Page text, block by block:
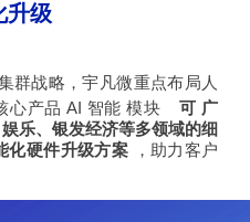
升级
群战略，宇凡微重点布局人
心产品 AI 智能 模块 可 广
乐、银发经济等多领域的细
化硬件升级方案
，助力客户